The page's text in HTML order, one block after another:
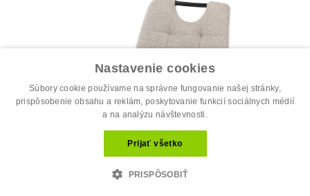
Nastavenie cookies
Súbory cookie používame na správne fungovanie našej stránky,
prispôsobenie obsahu a reklám, poskytovanie funkcií sociálnych médií
a na analýzu návštevnosti.
Prijať všetko
PRISPÔSOBIŤ